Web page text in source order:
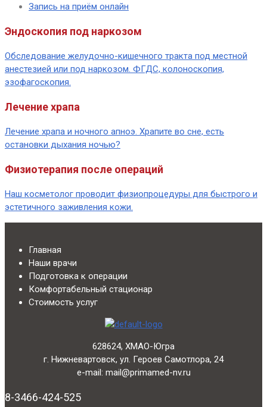
Запись на приём онлайн
Эндоскопия под наркозом
Обследование желудочно-кишечного тракта под местной
анестезией или под наркозом. ФГДС, колоноскопия,
эзофагоскопия.
Лечение храпа
Лечение храпа и ночного апноэ. Храпите во сне, есть
остановки дыхания ночью?
Физиотерапия после операций
Наш косметолог проводит физиопроцедуры для быстрого и
эстетичного заживления кожи.
Главная
Наши врачи
Подготовка к операции
Комфортабельный стационар
Стоимость услуг
628624, ХМАО-Югра
г. Нижневартовск, ул. Героев Самотлора, 24
e-mail: mail@primamed-nv.ru
8-3466-424-525